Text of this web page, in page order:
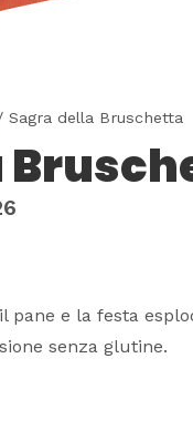
Sagra della Bruschetta
pane e la festa
senza glutine.